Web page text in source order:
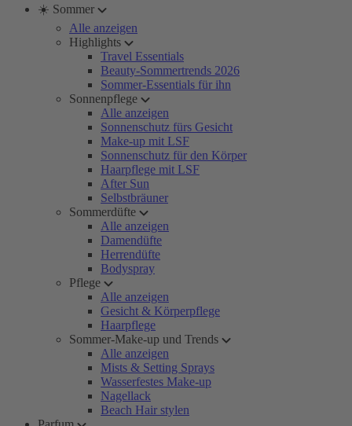
☀️ Sommer
Alle anzeigen
Highlights
Travel Essentials
Beauty-Sommertrends 2026
Sommer-Essentials für ihn
Sonnenpflege
Alle anzeigen
Sonnenschutz fürs Gesicht
Make-up mit LSF
Sonnenschutz für den Körper
Haarpflege mit LSF
After Sun
Selbstbräuner
Sommerdüfte
Alle anzeigen
Damendüfte
Herrendüfte
Bodyspray
Pflege
Alle anzeigen
Gesicht & Körperpflege
Haarpflege
Sommer-Make-up und Trends
Alle anzeigen
Mists & Setting Sprays
Wasserfestes Make-up
Nagellack
Beach Hair stylen